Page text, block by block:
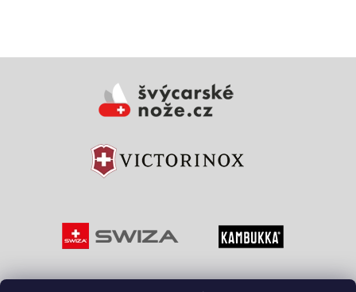
Vložením hodnocení souhlasíte spodmínkami ochrany
osobních údajů